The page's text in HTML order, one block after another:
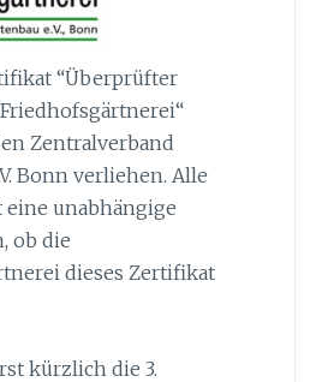
“Überprüfter
Zentralverband
Bonn verliehen. Alle
eine unabhängige
ob die
dieses Zertifikat
kürzlich die 3.